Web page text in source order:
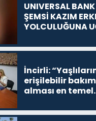
UNIVERSAL
ŞEMSİ KAZIM
YOLCULUĞUNA
İncirli:
erişilebilir
alması en temel